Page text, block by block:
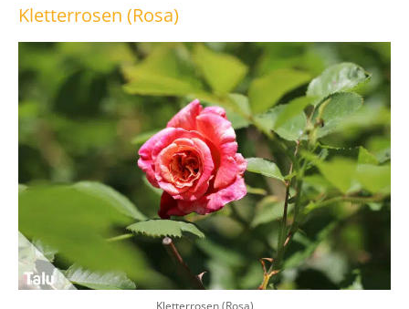
Kletterrosen (Rosa)
Kletterrosen (Rosa)